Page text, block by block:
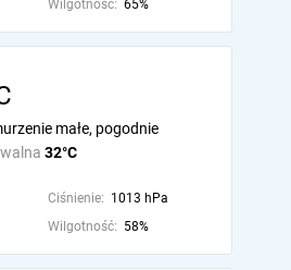
Wilgotność: 65%
32°C
małe, pogodnie
Ciśnienie: 1013 hPa
Wilgotność: 58%